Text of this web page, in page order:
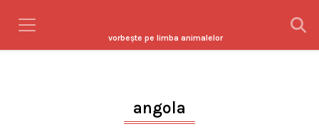
vorbeşte pe limba animalelor
angola